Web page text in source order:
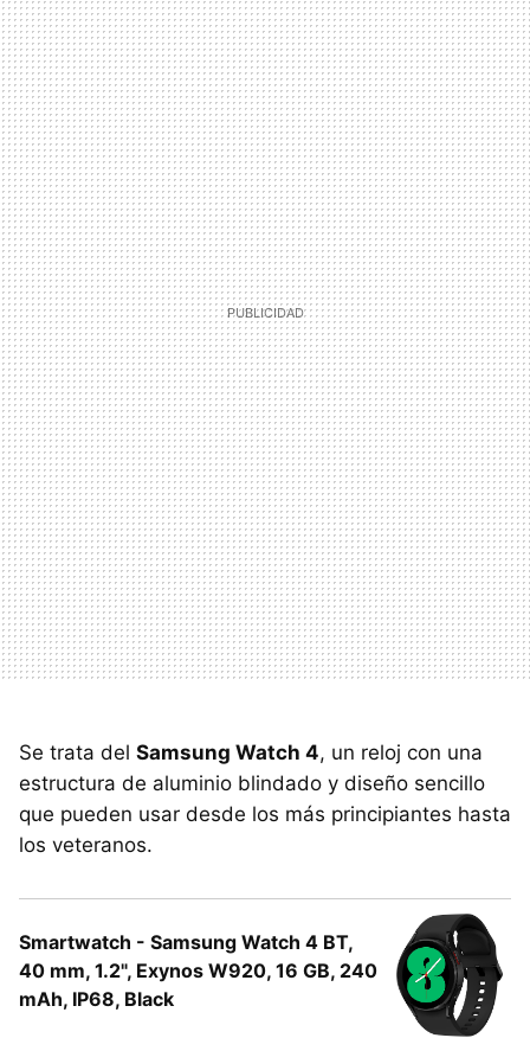
Se trata del Samsung Watch 4, un reloj con una
estructura de aluminio blindado y diseño sencillo
que pueden usar desde los más principiantes hasta
los veteranos.
Smartwatch - Samsung Watch 4 BT,
40 mm, 1.2", Exynos W920, 16 GB, 240
mAh, IP68, Black